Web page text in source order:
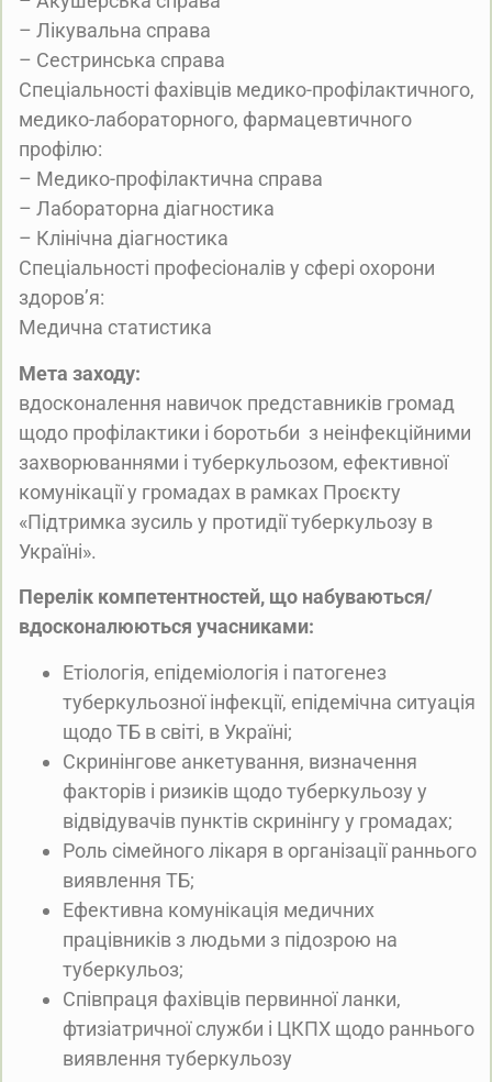
– Лікувальна справа
– Сестринська справа
Спеціальності фахівців медико-профілактичного,
медико-лабораторного, фармацевтичного
профілю:
– Медико-профілактична справа
– Лабораторна діагностика
– Клінічна діагностика
Спеціальності професіоналів у сфері охорони
здоров’я:
Медична статистика
Мета заходу:
вдосконалення навичок представників громад
щодо профілактики і боротьби з неінфекційними
захворюваннями і туберкульозом, ефективної
комунікації у громадах в рамках Проєкту
«Підтримка зусиль у протидії туберкульозу в
Україні».
Перелік компетентностей, що набуваються/
вдосконалюються учасниками:
Етіологія, епідеміологія і патогенез
туберкульозної інфекції, епідемічна ситуація
щодо ТБ в світі, в Україні;
Скринінгове анкетування, визначення
факторів і ризиків щодо туберкульозу у
відвідувачів пунктів скринінгу у громадах;
Роль сімейного лікаря в організації раннього
виявлення ТБ;
Ефективна комунікація медичних
працівників з людьми з підозрою на
туберкульоз;
Співпраця фахівців первинної ланки,
фтизіатричної служби і ЦКПХ щодо раннього
виявлення туберкульозу